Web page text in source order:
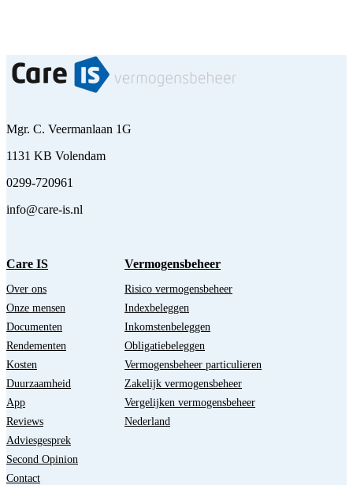
Mgr. C. Veermanlaan 1G
1131 KB Volendam
0299-720961
info@care-is.nl
Care IS
Over ons
Onze mensen
Documenten
Rendementen
Kosten
Duurzaamheid
App
Reviews
Adviesgesprek
Second Opinion
Contact
Vermogensbeheer
Risico vermogensbeheer
Indexbeleggen
Inkomstenbeleggen
Obligatiebeleggen
Vermogensbeheer particulieren
Zakelijk vermogensbeheer
Vergelijken vermogensbeheer
Nederland